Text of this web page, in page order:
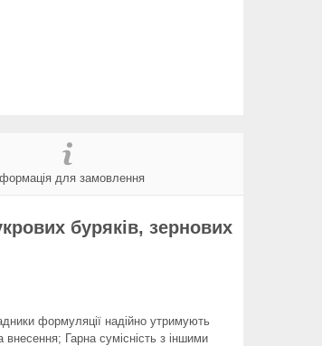
для замовлення
буряків, зернових
формуляції надійно утримують
Гарна сумісність з іншими